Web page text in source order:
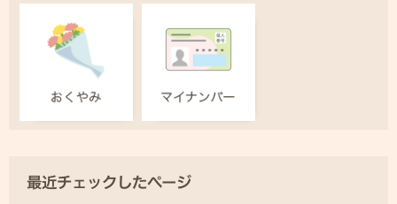
最近チェックしたページ